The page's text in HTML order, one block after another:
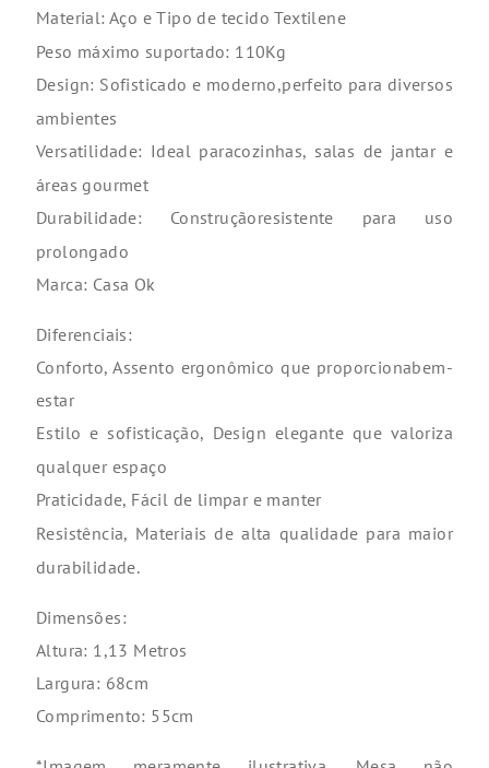
Material: Aço e Tipo de tecido Textilene
Peso máximo suportado: 110Kg
Design: Sofisticado e moderno,perfeito para diversos
ambientes
Versatilidade: Ideal paracozinhas, salas de jantar e
áreas gourmet
Durabilidade: Construçãoresistente para uso
prolongado
Marca: Casa Ok
Diferenciais:
Conforto, Assento ergonômico que proporcionabem-
estar
Estilo e sofisticação, Design elegante que valoriza
qualquer espaço
Praticidade, Fácil de limpar e manter
Resistência, Materiais de alta qualidade para maior
durabilidade.
Dimensões:
Altura: 1,13 Metros
Largura: 68cm
Comprimento: 55cm